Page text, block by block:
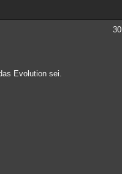
Evolution sei.